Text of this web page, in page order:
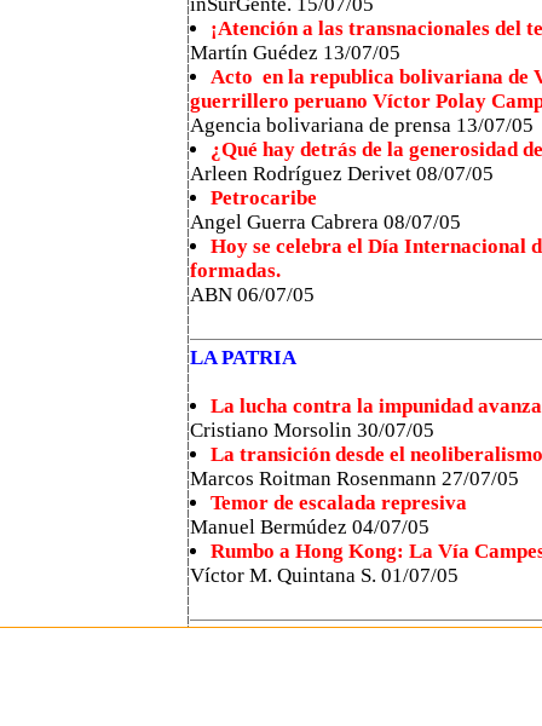
¡Atención a las transnacionales
Martín Guédez 13/07/05
Acto en la republica bolivariana de
guerrillero peruano Víctor Polay
Agencia bolivariana de prensa 13/07/05
¿Qué hay detrás de la generosidad
Arleen Rodríguez Derivet 08/07/05
Petrocaribe
Angel Guerra Cabrera 08/07/05
Hoy se celebra el Día Internacional
formadas.
ABN 06/07/05
LA PATRIA
La lucha contra la impunidad
Cristiano Morsolin 30/07/05
La transición desde el neoliberalismo
Marcos Roitman Rosenmann 27/07/05
Temor de escalada represiva
Manuel Bermúdez 04/07/05
Rumbo a Hong Kong: La Vía
Víctor M. Quintana S. 01/07/05